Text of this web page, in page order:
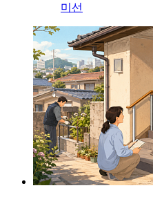
미선